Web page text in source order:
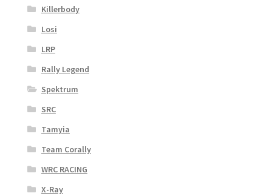
Killerbody
Losi
LRP
Rally Legend
Spektrum
SRC
Tamyia
Team Corally
WRC RACING
X-Ray